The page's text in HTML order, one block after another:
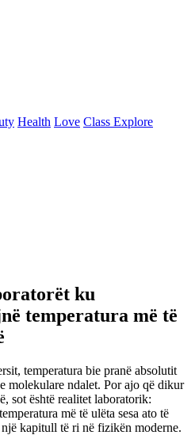
Health Love Class Explore
ku
temperatura më të
temperatura bie pranë absolutit
molekulare ndalet. Por ajo që dikur
sot është realitet laboratorik:
më të ulëta sesa ato të
kapitull të ri në fizikën moderne.